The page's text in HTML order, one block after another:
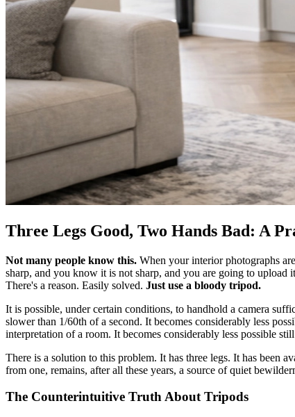
Three Legs Good, Two Hands Bad: A Practical Guide To The Tripod, And Why It's a Mistake Not
Not many people know this.​​​​‌ ‍ ​‍​‍‌‍ ‌ ​‍‌‍‍‌‌‍‌ ‌‍‍‌‌‍ ‍​‍​‍​ ‍‍​‍​‍‌ ​ ‌‍​‌‌‍ ‍‌‍‍‌‌ ‌​‌ ‍‌​‍ ‍‌‍‍‌‌‍ ​‍​‍​‍ ​​‍​‍‌‍‍​‌ ​‍‌‍‌‌‌‍‌‍​‍​‍​ ‍‍​‍​‍​‍ ‌‍​‌‌‍‌​‌‍ ‌‌‍‍‌‌‍ ‍​‍ ‌‍‍‌‌‍ ‍‌ ‌​‌‍‌‌‌‍ ‍‌ ‌​​‍ ‌‍‌‌‌‍‌​‌‍‍‌‌ ‌​​‍ ‌‍ ‌‌‍ ‌‍‌​‌‍‌‌​ ‌‌ ​​‌ ​‍‌‍‌‌‌ ​ ‌‍‌‌‌‍ ‍‌ ‌​‌‍​‌‌ ‌​‌‍‍‌‌‍ ‌‍ ‍​ ‍ ‌‍‍‌‌‍‌​​ ‌​ ‍‌‌‍​ ‌‍‌‍‌‍‌​​ ‍​‌‍‌‍​ ‍‌​ ​‌​‍ ‌‌‍​‍​ ‌​‌‍​‍​ ​‌​‍ ‌​ ‌​​ ​​​ ‌ ​ ​ ​‍ ‌‌‍​‌​ ​​‌‍‌​​ ​​​‍ ‌​ ‍‌​ ‌‌‌‍​‍​ ‍‌​ ‍​‌‍‌‍‌‍‌‌​ ‍​​ ‌ ‌‍‌‍‌‍‌‌​ ​ ​ ‍ ‌ ‌​‌ ‍‌‌ ​​‌‍‌‌​ ‌‌ ​​‌‍ ‌ ​ ‌ ‌​​ ‍ ‌ ​​‌‍​‌‌ ‌​‌‍‍​​ ‌‌‍​ ‌‍ ‌‍ ‍‌ ‌​‌‍‌‌‌‍ ‍‌ ‌​​‍‌‌​ ‌‌‌​​‍‌‌ ‌‍‍ ‌‍‌‌‌ ‍‌​‍‌‌​ ​ ‌​‌​​‍‌‌​ ​ ‌​‌​​‍‌‌​ ​‍​ ​‍‌‍‌​​ ‍‌‌‍​‍​ ‌​​ ‌‌​ ‌‌‌‍‌‌​ ‍​​ ‍‌​ ​‍‌‍‌‍‌‍‌‌​‍‌‌​ ​‍​ ​‍​‍‌‌​ ‌‌‌​‌​​‍ ‍‌‍​ ‌‍‍​‌‍‍‌‌‍ ​‌‍‌​‌ ​‍‌‍‌‌‌‍ ‍​‍‌‌​ ‌‌‌​​‍‌‌ ‌‍‍ ‌‍‌‌‌ ‍‌​‍‌‌​ ​ ‌​‌​​‍‌‌​ ​ ‌​‌​​‍‌‌​ ​‍​ ​‍​ ‌‍‌‍​ ​ ​​​ ​‍​ ​‌​ ‍‌​ ​‍​ ​‌​ ​ ​ ​‌​ ‌​​ ​‌​‍‌‌​ ​‍​ ​‍​‍‌‌​ ‌‌‌​‌​​‍ ‍‌ ‌​‌‍‌‌‌ ‍​‌ ‌​​ ‌‍​‍‌‍​‌‌ ​ ‌‍‌‌‌‌‌‌‌ ​‍‌‍ ​​ ‌​‍‌‌​ ​‍‌​‌‍‌‍​‌‌‍‌​‌‍ ‌‌‍‍‌‌‍ ‍​‍‌‍‌‍‍‌‌‍‌​​ ‌​ ‍‌‌‍​ ‌‍‌‍‌‍‌​​ ‍​‌‍‌‍​ ‍‌​ ​‌​‍ ‌‌‍​‍​ ‌​‌‍​‍​ ​‌​‍ ‌​ ‌​​ ​​​ ‌ ​ ​ ​‍ ‌‌‍​‌​ ​​‌‍‌​​ ​​​‍ ‌​ ‍‌​ ‌‌‌‍​‍​ ‍‌​ ‍​‌‍‌‍‌‍‌‌​ ‍​​ ‌ ‌‍‌‍‌‍‌‌​ ​ ​‍‌‍‌ ‌​‌ ‍‌‌ ​​‌‍‌‌​ ‌‌ ​​‌‍ ‌ ​ ‌ ‌​​‍‌‍‌ ​​‌‍​‌‌ ‌​‌‍‍​​ ‌‌‍​ ‌‍ ‌‍ ‍‌ ‌​‌‍‌‌‌‍ ‍‌ ‌​​‍‌‌​ ‌‌‌​​‍‌‌ ‌‍‍ ‌‍‌‌‌ ‍‌​‍‌‌​ ​ ‌​‌​​‍‌‌​ ​ ‌​‌​​‍‌‌​ ​‍​ ​‍‌‍‌​​ ‍‌‌‍​‍​ ‌​​ ‌‌​ ‌‌‌‍‌‌​ ‍​​ ‍‌​ ​‍‌‍‌‍‌‍‌‌​‍‌‌​ ​‍​ ​‍​‍‌‌​ ‌‌‌​‌​​‍ ‍‌‍​ ‌‍‍​‌‍‍‌‌‍ ​‌‍‌​‌ ​‍‌‍‌‌‌‍ ‍​‍‌‌​ ‌‌‌​​‍‌‌ ‌‍‍ ‌‍‌‌‌ ‍‌​‍‌‌​ ​ ‌​‌​​‍‌‌​ ​ ‌​‌​​‍‌‌​ ​‍​ ​‍​ ‌‍‌‍​ ​ ​​​ ​‍​ ​‌​ ‍‌​ ​‍​ ​‌​ ​ ​ ​‌​ ‌​​ ​‌​‍‌‌​ ​‍​ ​‍​‍‌‌​ ‌‌‌​‌​​‍ ‍‌ ‌​‌‍‌‌‌ ‍​‌ ‌​​‍‌‍‌ ​​‌‍‌‌‌ ​‍‌ ​ ‌ ​​‌‍‌‌‌‍​ ‌ ‌​‌‍‍‌‌ ‌‍‌‍‌‌​ ‌‌ ​​‌ ‌‌‌‍​‍‌‍ ​‌‍‍‌‌ ​ ‌‍‍​‌‍‌‌‌‍‌​​‍​‍‌ ‌ When your interior photographs
sharp, and you know it is not sharp, and you are going to
There's a reason. Easily solved. ​​​​‌ ‍ ​‍​‍‌‍ ‌ ​‍‌‍‍‌‌‍‌ ‌‍‍‌‌‍ ‍​‍​‍​ ‍‍​‍​‍‌ ​ ‌‍​‌‌‍ ‍‌‍‍‌‌ ‌​‌ ‍‌​‍ ‍‌‍‍‌‌‍ ​‍​‍​‍ ​​‍​‍‌‍‍​‌ ​‍‌‍‌‌‌‍‌‍​‍​‍​ ‍‍​‍​‍​‍ ‌‍​‌‌‍‌​‌‍ ‌‌‍‍‌‌‍ ‍​‍ ‌‍‍‌‌‍ ‍‌ ‌​‌‍‌‌‌‍ ‍‌ ‌​​‍ ‌‍‌‌‌‍‌​‌‍‍‌‌ ‌​​‍ ‌‍ ‌‌‍ ‌‍‌​‌‍‌‌​ ‌‌ ​​‌ ​‍‌‍‌‌‌ ​ ‌‍‌‌‌‍ ‍‌ ‌​‌‍​‌‌ ‌​‌‍‍‌‌‍ ‌‍ ‍​ ‍ ‌‍‍‌‌‍‌​​ ‌​ ‍‌‌‍​ ‌‍‌‍‌‍‌​​ ‍​‌‍‌‍​ ‍‌​ ​‌​‍ ‌‌‍​‍​ ‌​‌‍​‍​ ​‌​‍ ‌​ ‌​​ ​​​ ‌ ​ ​ ​‍ ‌‌‍​‌​ ​​‌‍‌​​ ​​​‍ ‌​ ‍‌​ ‌‌‌‍​‍​ ‍‌​ ‍​‌‍‌‍‌‍‌‌​ ‍​​ ‌ ‌‍‌‍‌‍‌‌​ ​ ​ ‍ ‌ ‌​‌ ‍‌‌ ​​‌‍‌‌​ ‌‌ ​​‌‍ ‌ ​ ‌ ‌​​ ‍ ‌ ​​‌‍​‌‌ ‌​‌‍‍​​ ‌‌‍​ ‌‍ ‌‍ ‍‌ ‌​‌‍‌‌‌‍ ‍‌ ‌​​‍‌‌​ ‌‌‌​​‍‌‌ ‌‍‍ ‌‍‌‌‌ ‍‌​‍‌‌​ ​ ‌​‌​​‍‌‌​ ​ ‌​‌​​‍‌‌​ ​‍​ ​‍‌‍‌​​ ‍‌‌‍​‍​ ‌​​ ‌‌​ ‌‌‌‍‌‌​ ‍​​ ‍‌​ ​‍‌‍‌‍‌‍‌‌​‍‌‌​ ​‍​ ​‍​‍‌‌​ ‌‌‌​‌​​‍ ‍‌‍​ ‌‍‍​‌‍‍‌‌‍ ​‌‍‌​‌ ​‍‌‍‌‌‌‍ ‍​‍‌‌​ ‌‌‌​​‍‌‌ ‌‍‍ ‌‍‌‌‌ ‍‌​‍‌‌​ ​ ‌​‌​​‍‌‌​ ​ ‌​‌​​‍‌‌​ ​‍​ ​‍‌‍​‍​ ​ ​ ‌ ‌‍​‍​ ​‍​ ​‍​ ‌ ‌‍​‌​ ‍‌​ ​ ​ ‌ ​ ‌‌​‍‌‌​ ​‍​ ​‍​‍‌‌​ ‌‌‌​‌​​‍ ‍‌ ‌​‌‍‌‌‌ ‍​‌ ‌​​ ‌‍​‍‌‍​‌‌ ​ ‌‍‌‌‌‌‌‌‌ ​‍‌‍ ​​ ‌​‍‌‌​ ​‍‌​‌‍‌‍​‌‌‍‌​‌‍ ‌‌‍‍‌‌‍ ‍​‍‌‍‌‍‍‌‌‍‌​​ ‌​ ‍‌‌‍​ ‌‍‌‍‌‍‌​​ ‍​‌‍‌‍​ ‍‌​ ​‌​‍ ‌‌‍​‍​ ‌​‌‍​‍​ ​‌​‍ ‌​ ‌​​ ​​​ ‌ ​ ​ ​‍ ‌‌‍​‌​ ​​‌‍‌​​ ​​​‍ ‌​ ‍‌​ ‌‌‌‍​‍​ ‍‌​ ‍​‌‍‌‍‌‍‌‌​ ‍​​ ‌ ‌‍‌‍‌‍‌‌​ ​ ​‍‌‍‌ ‌​‌ ‍‌‌ ​​‌‍‌‌​ ‌‌ ​​‌‍ ‌ ​ ‌ ‌​​‍‌‍‌ ​​‌‍​‌‌ ‌​‌‍‍​​ ‌‌‍​ ‌‍ ‌‍ ‍‌ ‌​‌‍‌‌‌‍ ‍‌ ‌​​‍‌‌​ ‌‌‌​​‍‌‌ ‌‍‍ ‌‍‌‌‌ ‍‌​‍‌‌​ ​ ‌​‌​​‍‌‌​ ​ ‌​‌​​‍‌‌​ ​‍​ ​‍‌‍‌​​ ‍‌‌‍​‍​ ‌​​ ‌‌​ ‌‌‌‍‌‌​ ‍​​ ‍‌​ ​‍‌‍‌‍‌‍‌‌​‍‌‌​ ​‍​ ​‍​‍‌‌​ ‌‌‌​‌​​‍ ‍‌‍​ ‌‍‍​‌‍‍‌‌‍ ​‌‍‌​‌ ​‍‌‍‌‌‌‍ ‍​‍‌‌​ ‌‌‌​​‍‌‌ ‌‍‍ ‌‍‌‌‌ ‍‌​‍‌‌​ ​ ‌​‌​​‍‌‌​ ​ ‌​‌​​‍‌‌​ ​‍​ ​‍‌‍​‍​ ​ ​ ‌ ‌‍​‍​ ​‍​ ​‍​ ‌ ‌‍​‌​ ‍‌​ ​ ​ ‌ ​ ‌‌​‍‌‌​ ​‍​ ​‍​‍‌‌​ ‌‌‌​‌​​‍ ‍‌ ‌​‌‍‌‌‌ ‍​‌ ‌​​‍‌‍‌ ​​‌‍‌‌‌ ​‍‌ ​ ‌ ​​‌‍‌‌‌‍​ ‌ ‌​‌‍‍‌‌ ‌‍‌‍‌‌​ ‌‌ ​​‌ ‌‌‌‍​‍‌‍ ​‌‍‍‌‌ ​ ‌‍‍​‌‍‌‌‌‍‌​​‍​‍‌ ‌ Just use a bloody tripod.​​​​‌ ‍ ​‍​‍‌‍ ‌ ​‍‌‍‍‌‌‍‌ ‌‍‍‌‌‍ ‍​‍​‍​ ‍‍​‍​‍‌ ​ ‌‍​‌‌‍ ‍‌‍‍‌‌ ‌​‌ ‍‌​‍ ‍‌‍‍‌‌‍ ​‍​‍​‍ ​​‍​‍‌‍‍​‌ ​‍‌‍‌‌‌‍‌‍​‍​‍​ ‍‍​‍​‍​‍ ‌‍​‌‌‍‌​‌‍ ‌‌‍‍‌‌‍ ‍​‍ ‌‍‍‌‌‍ ‍‌ ‌​‌‍‌‌‌‍ ‍‌ ‌​​‍ ‌‍‌‌‌‍‌​‌‍‍‌‌ ‌​​‍ ‌‍ ‌‌‍ ‌‍‌​‌‍‌‌​ ‌‌ ​​‌ ​‍‌‍‌‌‌ ​ ‌‍‌‌‌‍ ‍‌ ‌​‌‍​‌‌ ‌​‌‍‍‌‌‍ ‌‍ ‍​ ‍ ‌‍‍‌‌‍‌​​ ‌​ ‍‌‌‍​ ‌‍‌‍‌‍‌​​ ‍​‌‍‌‍​ ‍‌​ ​‌​‍ ‌‌‍​‍​ ‌​‌‍​‍​ ​‌​‍ ‌​ ‌​​ ​​​ ‌ ​ ​ ​‍ ‌‌‍​‌​ ​​‌‍‌​​ ​​​‍ ‌​ ‍‌​ ‌‌‌‍​‍​ ‍‌​ ‍​‌‍‌‍‌‍‌‌​ ‍​​ ‌ ‌‍‌‍‌‍‌‌​ ​ ​ ‍ ‌ ‌​‌ ‍‌‌ ​​‌‍‌‌​ ‌‌ ​​‌‍ ‌ ​ ‌ ‌​​ ‍ ‌ ​​‌‍​‌‌ ‌​‌‍‍​​ ‌‌‍​ ‌‍ ‌‍ ‍‌ ‌​‌‍‌‌‌‍ ‍‌ ‌​​‍‌‌​ ‌‌‌​​‍‌‌ ‌‍‍ ‌‍‌‌‌ ‍‌​‍‌‌​ ​ ‌​‌​​‍‌‌​ ​ ‌​‌​​‍‌‌​ ​‍​ ​‍‌‍‌​​ ‍‌‌‍​‍​ ‌​​ ‌‌​ ‌‌‌‍‌‌​ ‍​​ ‍‌​ ​‍‌‍‌‍‌‍‌‌​‍‌‌​ ​‍​ ​‍​‍‌‌​ ‌‌‌​‌​​‍ ‍‌‍​ ‌‍‍​‌‍‍‌‌‍ ​‌‍‌​‌ ​‍‌‍‌‌‌‍ ‍​‍‌‌​ ‌‌‌​​‍‌‌ ‌‍‍ ‌‍‌‌‌ ‍‌​‍‌‌​ ​ ‌​‌​​‍‌‌​ ​ ‌​‌​​‍‌‌​ ​‍​ ​‍‌‍‌‌​ ‌‌​ ​​‌‍‌‌‌‍​‍‌‍‌‍​ ‌​​ ‍‌‌‍​ ​ ​ ​ ‌​​ ‍​​‍‌‌​ ​‍​ ​‍​‍‌‌​ ‌‌‌​‌​​‍ ‍‌ ‌​‌‍‌‌‌ ‍​‌ ‌​​ ‌‍​‍‌‍​‌‌ ​ ‌‍‌‌‌‌‌‌‌ ​‍‌‍ ​​ ‌​‍‌‌​ ​‍‌​‌‍‌‍​‌‌‍‌​‌‍ ‌‌‍‍‌‌‍ ‍​‍‌‍‌‍‍‌‌‍‌​​ ‌​ ‍‌‌‍​ ‌‍‌‍‌‍‌​​ ‍​‌‍‌‍​ ‍‌​ ​‌​‍ ‌‌‍​‍​ ‌​‌‍​‍​ ​‌​‍ ‌​ ‌​​ ​​​ ‌ ​ ​ ​‍ ‌‌‍​‌​ ​​‌‍‌​​ ​​​‍ ‌​ ‍‌​ ‌‌‌‍​‍​ ‍‌​ ‍​‌‍‌‍‌‍‌‌​ ‍​​ ‌ ‌‍‌‍‌‍‌‌​ ​ ​‍‌‍‌ ‌​‌ ‍‌‌ ​​‌‍‌‌​ ‌‌ ​​‌‍ ‌ ​ ‌ ‌​​‍‌‍‌ ​​‌‍​‌‌ ‌​‌‍‍​​ ‌‌‍​ ‌‍ ‌‍ ‍‌ ‌​‌‍‌‌‌‍ ‍‌ ‌​​‍‌‌​ ‌‌‌​​‍‌‌ ‌‍‍ ‌‍‌‌‌ ‍‌​‍‌‌​ ​ ‌​‌​​‍‌‌​ ​ ‌​‌​​‍‌‌​ ​‍​ ​‍‌‍‌​​ ‍‌‌‍​‍​ ‌​​ ‌‌​ ‌‌‌‍‌‌​ ‍​​ ‍‌​ ​‍‌‍‌‍‌‍‌‌​‍‌‌​ ​‍​ ​‍​‍‌‌​ ‌‌‌​‌​​‍ ‍‌‍​ ‌‍‍​‌‍‍‌‌‍ ​‌‍‌​‌ ​‍‌‍‌‌‌‍ ‍​‍‌‌​ ‌‌‌​​‍‌‌ ‌‍‍ ‌‍‌‌‌ ‍‌​‍‌‌​ ​ ‌​‌​​‍‌‌​ ​ ‌​‌​​‍‌‌​ ​‍​ ​‍‌‍‌‌​ ‌‌​ ​​‌‍‌‌‌‍​‍‌‍‌‍​ ‌​​ ‍‌‌‍​ ​ ​ ​ ‌​​ ‍​​‍‌‌​ ​‍​ ​‍​‍‌‌​ ‌‌‌​‌​​‍ ‍‌ ‌​‌‍‌‌‌ ‍​‌ ‌​​‍‌‍‌ ​​‌‍‌‌‌ ​‍‌ ​ ‌ ​​‌‍‌‌‌‍​ ‌ ‌​‌‍‍‌‌ ‌‍‌‍‌‌​ ‌‌ ​​‌ ‌‌‌‍​‍‌‍ ​‌‍‍‌‌ ​ ‌‍‍​‌‍‌‌‌‍‌​​‍​‍‌ ‌
It is possible, under certain conditions, to handhold a camera
slower than 1/60th of a second. It becomes considerably less
interpretation of a room. It becomes considerably less possible still if the previous evening was spent at Fabric, or
There is a solution to this problem. It has three legs. It has been
from one, remains, after all these years, a source of quiet bewilderment. Repeat after me. Three legs good. Two hands bad.​​​​‌
The Counterintuitive Truth About Tripods​​​​‌ ‍ ​‍​‍‌‍ ‌ ​‍‌‍‍‌‌‍‌ ‌‍‍‌‌‍ ‍​‍​‍​ ‍‍​‍​‍‌ ​ ‌‍​‌‌‍ ‍‌‍‍‌‌ ‌​‌ ‍‌​‍ ‍‌‍‍‌‌‍ ​‍​‍​‍ ​​‍​‍‌‍‍​‌ ​‍‌‍‌‌‌‍‌‍​‍​‍​ ‍‍​‍​‍​‍ ‌‍​‌‌‍‌​‌‍ ‌‌‍‍‌‌‍ ‍​‍ ‌‍‍‌‌‍ ‍‌ ‌​‌‍‌‌‌‍ ‍‌ ‌​​‍ ‌‍‌‌‌‍‌​‌‍‍‌‌ ‌​​‍ ‌‍ ‌‌‍ ‌‍‌​‌‍‌‌​ ‌‌ ​​‌ ​‍‌‍‌‌‌ ​ ‌‍‌‌‌‍ ‍‌ ‌​‌‍​‌‌ ‌​‌‍‍‌‌‍ ‌‍ ‍​ ‍ ‌‍‍‌‌‍‌​​ ‌​ ‍‌‌‍​ ‌‍‌‍‌‍‌​​ ‍​‌‍‌‍​ ‍‌​ ​‌​‍ ‌‌‍​‍​ ‌​‌‍​‍​ ​‌​‍ ‌​ ‌​​ ​​​ ‌ ​ ​ ​‍ ‌‌‍​‌​ ​​‌‍‌​​ ​​​‍ ‌​ ‍‌​ ‌‌‌‍​‍​ ‍‌​ ‍​‌‍‌‍‌‍‌‌​ ‍​​ ‌ ‌‍‌‍‌‍‌‌​ ​ ​ ‍ ‌ ‌​‌ ‍‌‌ ​​‌‍‌‌​ ‌‌ ​​‌‍ ‌ ​ ‌ ‌​​ ‍ ‌ ​​‌‍​‌‌ ‌​‌‍‍​​ ‌‌‍​ ‌‍ ‌‍ ‍‌ ‌​‌‍‌‌‌‍ ‍‌ ‌​​‍‌‌​ ‌‌‌​​‍‌‌ ‌‍‍ ‌‍‌‌‌ ‍‌​‍‌‌​ ​ ‌​‌​​‍‌‌​ ​ ‌​‌​​‍‌‌​ ​‍​ ​‍​ ‍​‌‍​ ​ ‌ ​ ​ ​ ‍‌​ ​​‌‍‌​​ ‌ ​ ‌‍‌‍​ ‌‍‌​​ ‌‍​‍‌‌​ ​‍​ ​‍​‍‌‌​ ‌‌‌​‌​​‍ ‍‌‍​ ‌‍‍​‌‍‍‌‌‍ ​‌‍‌​‌ ​‍‌‍‌‌‌‍ ‍​‍‌‌​ ‌‌‌​​‍‌‌ ‌‍‍ ‌‍‌‌‌ ‍‌​‍‌‌​ ​ ‌​‌​​‍‌‌​ ​ ‌​‌​​‍‌‌​ ​‍​ ​‍‌‍‌​​ ‌‌‌‍‌​​ ‍‌​ ​‍‌‍‌​​ ‌ ​ ​‌​ ​‌‌‍​ ​ ​‌‌‍‌‍​‍‌‌​ ​‍​ ​‍​‍‌‌​ ‌‌‌​‌​​‍ ‍‌ ‌​‌‍‌‌‌ ‍​‌ ‌​​ ‌‍​‍‌‍​‌‌ ​ ‌‍‌‌‌‌‌‌‌ ​‍‌‍ ​​ ‌​‍‌‌​ ​‍‌​‌‍‌‍​‌‌‍‌​‌‍ ‌‌‍‍‌‌‍ ‍​‍‌‍‌‍‍‌‌‍‌​​ ‌​ ‍‌‌‍​ ‌‍‌‍‌‍‌​​ ‍​‌‍‌‍​ ‍‌​ ​‌​‍ ‌‌‍​‍​ ‌​‌‍​‍​ ​‌​‍ ‌​ ‌​​ ​​​ ‌ ​ ​ ​‍ ‌‌‍​‌​ ​​‌‍‌​​ ​​​‍ ‌​ ‍‌​ ‌‌‌‍​‍​ ‍‌​ ‍​‌‍‌‍‌‍‌‌​ ‍​​ ‌ ‌‍‌‍‌‍‌‌​ ​ ​‍‌‍‌ ‌​‌ ‍‌‌ ​​‌‍‌‌​ ‌‌ ​​‌‍ ‌ ​ ‌ ‌​​‍‌‍‌ ​​‌‍​‌‌ ‌​‌‍‍​​ ‌‌‍​ ‌‍ ‌‍ ‍‌ ‌​‌‍‌‌‌‍ ‍‌ ‌​​‍‌‌​ ‌‌‌​​‍‌‌ ‌‍‍ ‌‍‌‌‌ ‍‌​‍‌‌​ ​ ‌​‌​​‍‌‌​ ​ ‌​‌​​‍‌‌​ ​‍​ ​‍​ ‍​‌‍​ ​ ‌ ​ ​ ​ ‍‌​ ​​‌‍‌​​ ‌ ​ ‌‍‌‍​ ‌‍‌​​ ‌‍​‍‌‌​ ​‍​ ​‍​‍‌‌​ ‌‌‌​‌​​‍ ‍‌‍​ ‌‍‍​‌‍‍‌‌‍ ​‌‍‌​‌ ​‍‌‍‌‌‌‍ ‍​‍‌‌​ ‌‌‌​​‍‌‌ ‌‍‍ ‌‍‌‌‌ ‍‌​‍‌‌​ ​ ‌​‌​​‍‌‌​ ​ ‌​‌​​‍‌‌​ ​‍​ ​‍‌‍‌​​ ‌‌‌‍‌​​ ‍‌​ ​‍‌‍‌​​ ‌ ​ ​‌​ ​‌‌‍​ ​ ​‌‌‍‌‍​‍‌‌​ ​‍​ ​‍​‍‌‌​ ‌‌‌​‌​​‍ ‍‌ ‌​‌‍‌‌‌ ‍​‌ ‌​​‍‌‍‌ ​​‌‍‌‌‌ ​‍‌ ​ ‌ ​​‌‍‌‌‌‍​ ‌ ‌​‌‍‍‌‌ ‌‍‌‍‌‌​ ‌‌ ​​‌ ‌‌‌‍​‍‌‍ ​‌‍‍‌‌ ​ ‌‍‍​‌‍‌‌‌‍‌​​‍​‍‌ ‌